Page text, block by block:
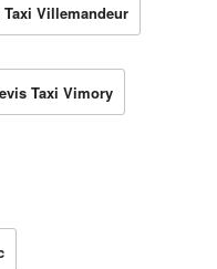
Taxi Villemandeur
Taxi Vimory